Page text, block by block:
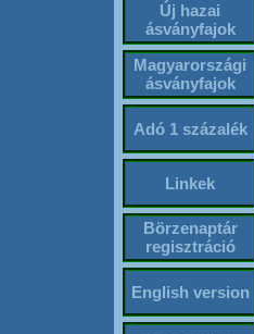
Új hazai
ásványfajok
Magyarországi
ásványfajok
Adó 1 százalék
Linkek
Börzenaptár
regisztráció
English version